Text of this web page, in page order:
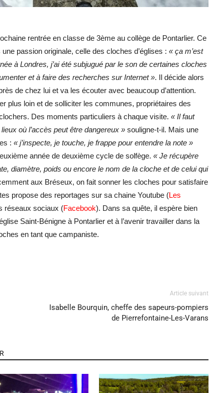
Hebdo25
rentrée en classe de 3ème au collège de Pontarlier. Ce
passion originale, celle des cloches d’églises : « ça m’est
à Londres, j’ai été subjugué par le son de certaines cloches
et à faire des recherches sur Internet ». Il décide alors
de chez lui et va les écouter avec beaucoup d’attention.
plus loin et de solliciter les communes, propriétaires des
Des moments particuliers à chaque visite. « Il faut
où l’accès peut être dangereux » souligne-t-il. Mais une
: « j’inspecte, je touche, je frappe pour entendre la note »
année de deuxième cycle de solfège. « Je récupère
diamètre, poids ou encore le nom de la cloche et de celui qui
aux Bréseux, on fait sonner les cloches pour satisfaire
propose des reportages sur sa chaine Youtube (Les
réseaux sociaux (Facebook). Dans sa quête, il espère bien
Saint-Bénigne à Pontarlier et à l’avenir travailler dans la
en tant que campaniste.
Article suivant
Isabelle Bourquin, cheffe des sapeurs-pompiers
de Pierrefontaine-Les-Varans